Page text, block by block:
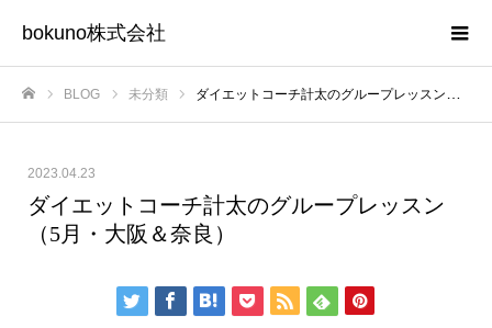
bokuno株式会社
BLOG 未分類 ダイエットコーチ計太のグループレッスン（5月・大阪＆奈良）
2023.04.23
ダイエットコーチ計太のグループレッスン
（5月・大阪＆奈良）